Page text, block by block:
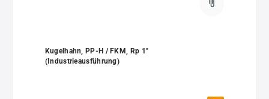
Kugelhahn, PP-H / FKM, Rp 1"
(Industrieausführung)